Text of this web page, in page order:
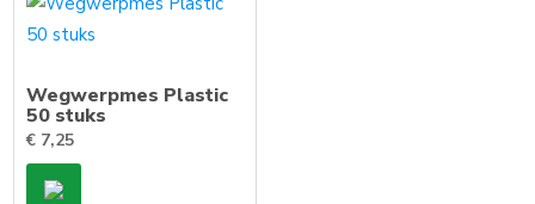
Wegwerpmes Plastic
50 stuks
€ 7,25